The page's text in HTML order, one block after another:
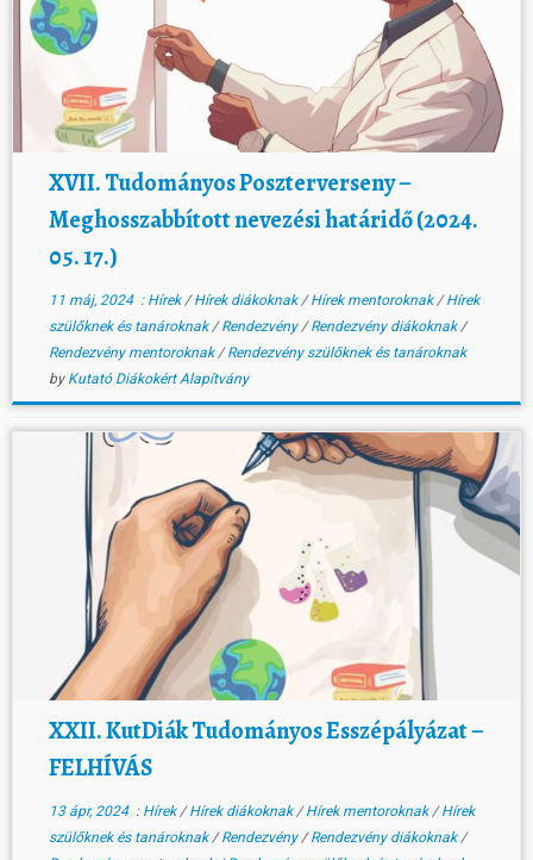
XVII. Tudományos Poszterverseny –
Meghosszabbított nevezési határidő (2024.
05. 17.)
11 máj, 2024: Hírek/Hírek diákoknak/Hírek mentoroknak/Hírek
szülőknek és tanároknak/Rendezvény/Rendezvény diákoknak/
Rendezvény mentoroknak/Rendezvény szülőknek és tanároknak
by Kutató Diákokért Alapítvány
XXII. KutDiák Tudományos Esszépályázat –
FELHÍVÁS
13 ápr, 2024: Hírek/Hírek diákoknak/Hírek mentoroknak/Hírek
szülőknek és tanároknak/Rendezvény/Rendezvény diákoknak/